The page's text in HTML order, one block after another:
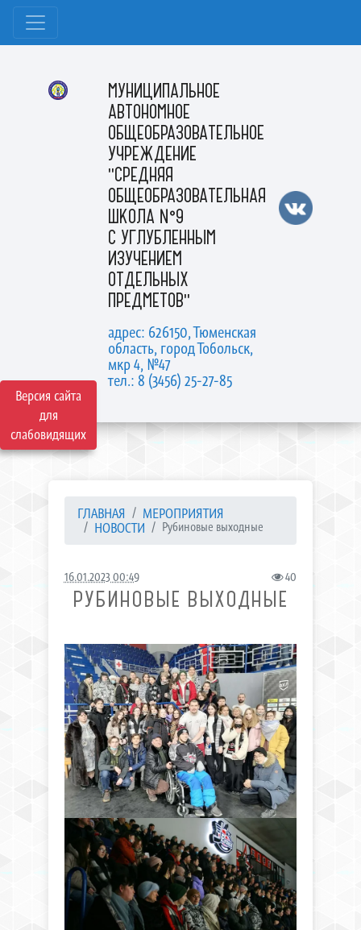
Версия сайта
для
слабовидящих
МУНИЦИПАЛЬНОЕ
АВТОНОМНОЕ
ОБЩЕОБРАЗОВАТЕЛЬНОЕ
УЧРЕЖДЕНИЕ
"СРЕДНЯЯ
ОБЩЕОБРАЗОВАТЕЛЬНАЯ
ШКОЛА №9
С УГЛУБЛЕННЫМ
ИЗУЧЕНИЕМ
ОТДЕЛЬНЫХ
ПРЕДМЕТОВ"
адрес: 626150, Тюменская
область, город Тобольск,
мкр 4, №47
тел.: 8 (3456) 25-27-85
ГЛАВНАЯ
МЕРОПРИЯТИЯ
НОВОСТИ
Рубиновые выходные
16.01.2023 00:49 40
РУБИНОВЫЕ ВЫХОДНЫЕ